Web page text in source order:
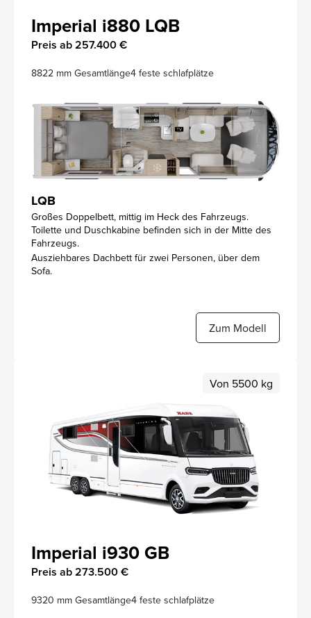
Imperial i880 LQB
Preis ab 257.400 €
8822 mm Gesamtlänge4 feste schlafplätze
LQB
Großes Doppelbett, mittig im Heck des Fahrzeugs.
Toilette und Duschkabine befinden sich in der Mitte des
Fahrzeugs.
Ausziehbares Dachbett für zwei Personen, über dem
Sofa.
Zum Modell
Von 5500 kg
Imperial i930 GB
Preis ab 273.500 €
9320 mm Gesamtlänge4 feste schlafplätze